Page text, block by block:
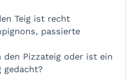
Teig ist recht
passierte
Pizzateig oder ist ein
gedacht?